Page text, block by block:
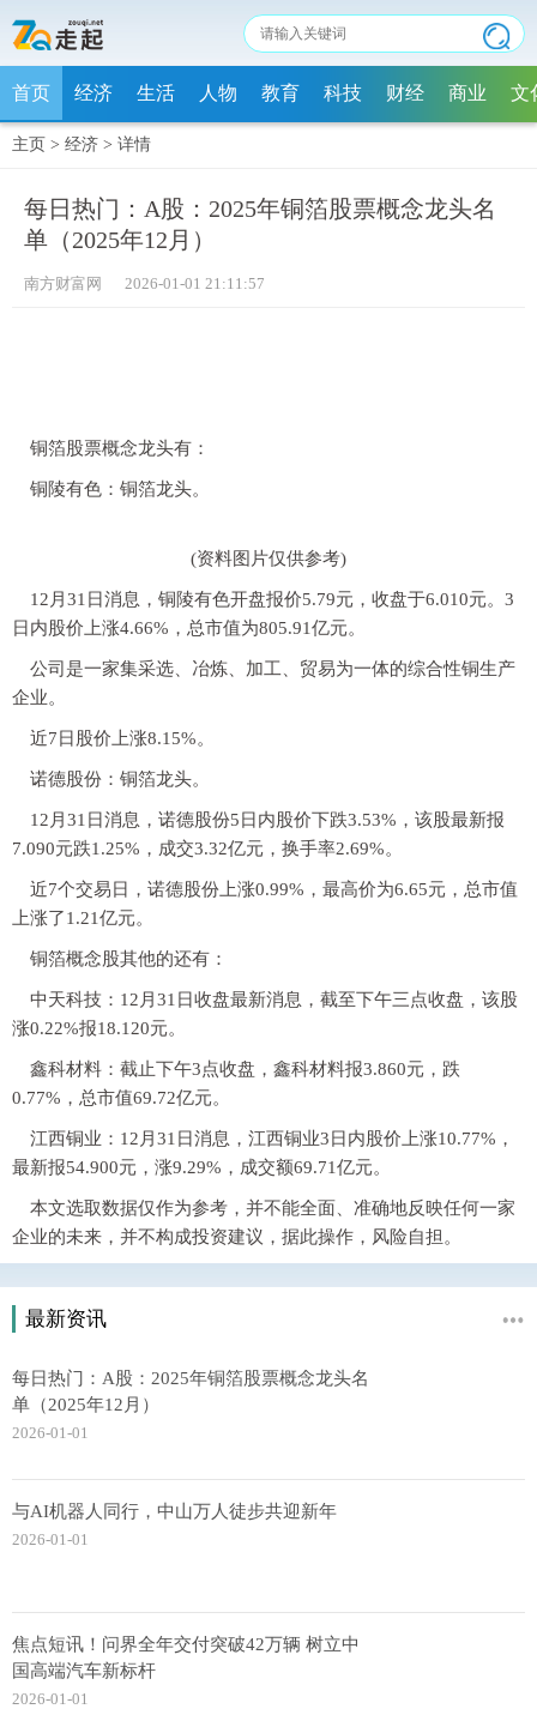
首页 经济 生活 人物 教育 科技 财经 商业 文
主页 > 经济 > 详情
每日热门：A股：2025年铜箔股票概念龙头名
单（2025年12月）
南方财富网 2026-01-01 21:11:57
铜箔股票概念龙头有：
铜陵有色：铜箔龙头。
(资料图片仅供参考)
12月31日消息，铜陵有色开盘报价5.79元，收盘于6.010元。3
日内股价上涨4.66%，总市值为805.91亿元。
公司是一家集采选、冶炼、加工、贸易为一体的综合性铜生产
企业。
近7日股价上涨8.15%。
诺德股份：铜箔龙头。
12月31日消息，诺德股份5日内股价下跌3.53%，该股最新报
7.090元跌1.25%，成交3.32亿元，换手率2.69%。
近7个交易日，诺德股份上涨0.99%，最高价为6.65元，总市值
上涨了1.21亿元。
铜箔概念股其他的还有：
中天科技：12月31日收盘最新消息，截至下午三点收盘，该股
涨0.22%报18.120元。
鑫科材料：截止下午3点收盘，鑫科材料报3.860元，跌
0.77%，总市值69.72亿元。
江西铜业：12月31日消息，江西铜业3日内股价上涨10.77%，
最新报54.900元，涨9.29%，成交额69.71亿元。
本文选取数据仅作为参考，并不能全面、准确地反映任何一家
企业的未来，并不构成投资建议，据此操作，风险自担。
最新资讯
每日热门：A股：2025年铜箔股票概念龙头名
单（2025年12月）
2026-01-01
与AI机器人同行，中山万人徒步共迎新年
2026-01-01
焦点短讯！问界全年交付突破42万辆 树立中
国高端汽车新标杆
2026-01-01